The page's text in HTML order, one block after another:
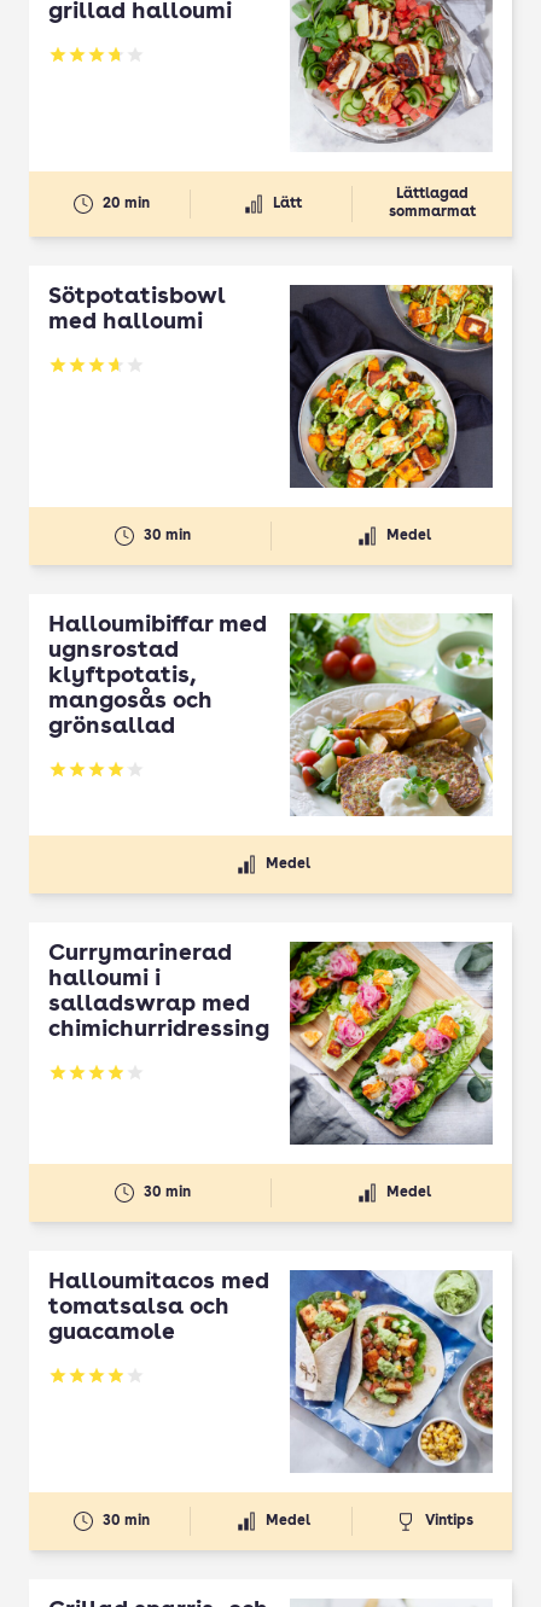
grillad halloumi
Betyg: 3.72 av 5
20 min Lätt
Lättlagad
sommarmat
Sötpotatisbowl
med halloumi
Betyg: 3.63 av 5
30 min Medel
Halloumibiffar med
ugnsrostad
klyftpotatis,
mangosås och
grönsallad
Betyg: 4.03 av 5
Medel
Currymarinerad
halloumi i
salladswrap med
chimichurridressing
Betyg: 3.96 av 5
30 min Medel
Halloumitacos med
tomatsalsa och
guacamole
Betyg: 3.97 av 5
30 min Medel Vintips